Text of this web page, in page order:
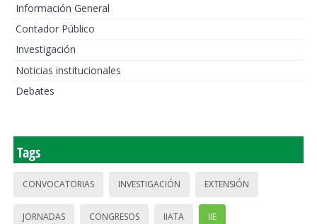
Información General
Contador Público
Investigación
Noticias institucionales
Debates
Tags
CONVOCATORIAS INVESTIGACIÓN EXTENSIÓN
JORNADAS CONGRESOS IIATA IIE